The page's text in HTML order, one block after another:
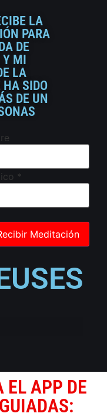
LA
PARA
DE
Y MI
LA
SIDO
DE UN
*
EL APP DE